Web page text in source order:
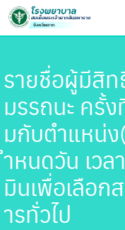
รายชื่อผู้มีสิท
มรรถนะ ครั้
มกับตำแหน่
ำหนดวัน เวล
มินเพื่อเลือก
ารทั่วไป